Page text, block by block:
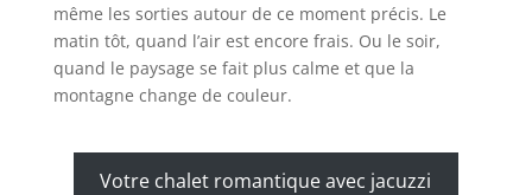
même les sorties autour de ce moment précis. Le
matin tôt, quand l’air est encore frais. Ou le soir,
quand le paysage se fait plus calme et que la
montagne change de couleur.
Votre chalet romantique avec jacuzzi